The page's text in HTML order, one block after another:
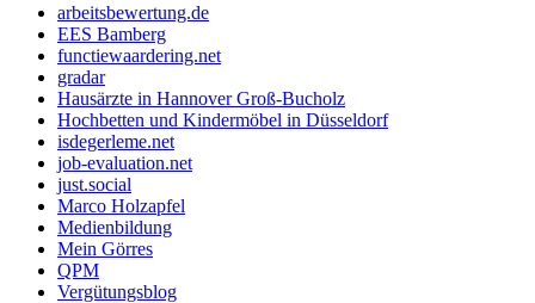
arbeitsbewertung.de
EES Bamberg
functiewaardering.net
gradar
Hausärzte in Hannover Groß-Bucholz
Hochbetten und Kindermöbel in Düsseldorf
isdegerleme.net
job-evaluation.net
just.social
Marco Holzapfel
Medienbildung
Mein Görres
QPM
Vergütungsblog